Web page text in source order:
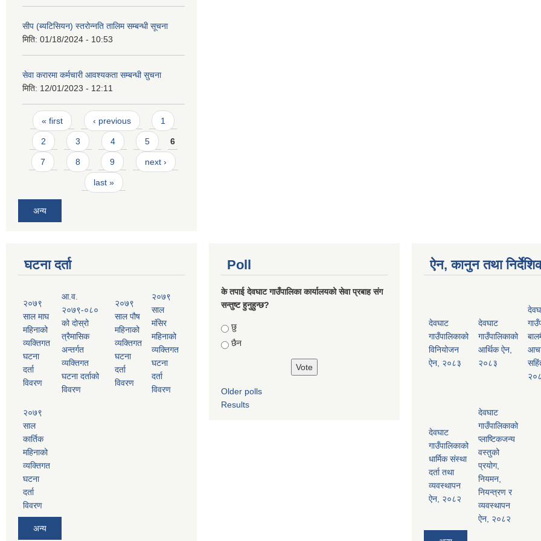
सीप (ब्यटिसियन) स्तरोन्नति तालिम सम्बन्धी सूचना
मिति: 01/18/2024 - 10:53
सेवा करारमा कर्मचारी आवश्यकता सम्बन्धी सुचना
मिति: 12/01/2023 - 12:11
Pages
« first ‹ previous 1
2 3 4 5 6
7 8 9 next ›
last »
अन्य
घटना दर्ता
२०७९
साल माघ
महिनाको
व्यक्तिगत
घटना
दर्ता
विवरण
आ.व.
२०७९-०८०
को दोस्रो
त्रैमासिक
अन्तर्गत
व्यक्तिगत
घटना दर्ताको
विवरण
२०७९
साल पौष
महिनाको
व्यक्तिगत
घटना
दर्ता
विवरण
२०७९
साल
मंसिर
महिनाको
व्यक्तिगत
घटना
दर्ता
विवरण
२०७९
साल
कार्तिक
महिनाको
व्यक्तिगत
घटना
दर्ता
विवरण
अन्य
Poll
के तपाई देवघाट गाउँपालिका कार्यालयको सेवा प्रबाह संग
सन्तुष्ट हुनुहुन्छ?
Choices
छु
छैन
Older polls
Results
ऐन, कानुन तथा
देवघाट
गाउँपालिकाको
विनियोजन
ऐन, २०८३
देवघाट
गाउँपालिकाको
आर्थिक ऐन,
२०८३
देवघाट
गाउँपालिकाको
धार्मिक संस्था
दर्ता तथा
व्यवस्थापन
ऐन, २०८२
देवघाट
गाउँपालिकाको
प्लाष्टिकजन्य
वस्तुको
प्रयोग,
नियमन,
नियन्त्रण र
व्यवस्थापन
ऐन, २०८२